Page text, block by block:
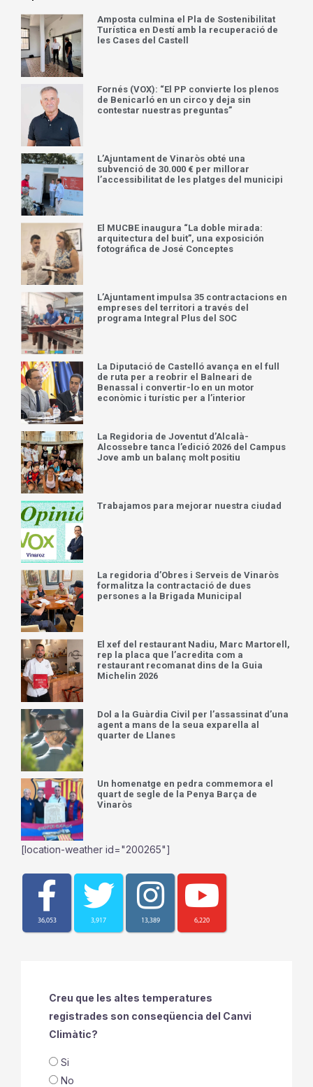
Amposta culmina el Pla de Sostenibilitat
Turística en Destí amb la recuperació de
les Cases del Castell
Fornés (VOX): “El PP convierte los plenos
de Benicarló en un circo y deja sin
contestar nuestras preguntas”
L’Ajuntament de Vinaròs obté una
subvenció de 30.000 € per millorar
l’accessibilitat de les platges del municipi
El MUCBE inaugura “La doble mirada:
arquitectura del buit”, una exposición
fotográfica de José Conceptes
L’Ajuntament impulsa 35 contractacions en
empreses del territori a través del
programa Integral Plus del SOC
La Diputació de Castelló avança en el full
de ruta per a reobrir el Balneari de
Benassal i convertir-lo en un motor
econòmic i turístic per a l’interior
La Regidoria de Joventut d’Alcalà-
Alcossebre tanca l’edició 2026 del Campus
Jove amb un balanç molt positiu
Trabajamos para mejorar nuestra ciudad
La regidoria d’Obres i Serveis de Vinaròs
formalitza la contractació de dues
persones a la Brigada Municipal
El xef del restaurant Nadiu, Marc Martorell,
rep la placa que l’acredita com a
restaurant recomanat dins de la Guia
Michelin 2026
Dol a la Guàrdia Civil per l’assassinat d’una
agent a mans de la seua exparella al
quarter de Llanes
Un homenatge en pedra commemora el
quart de segle de la Penya Barça de
Vinaròs
[location-weather id="200265"]
36,053 3,917 13,389 6,220
Creu que les altes temperatures
registrades son conseqüencia del Canvi
Climàtic?
Si
No